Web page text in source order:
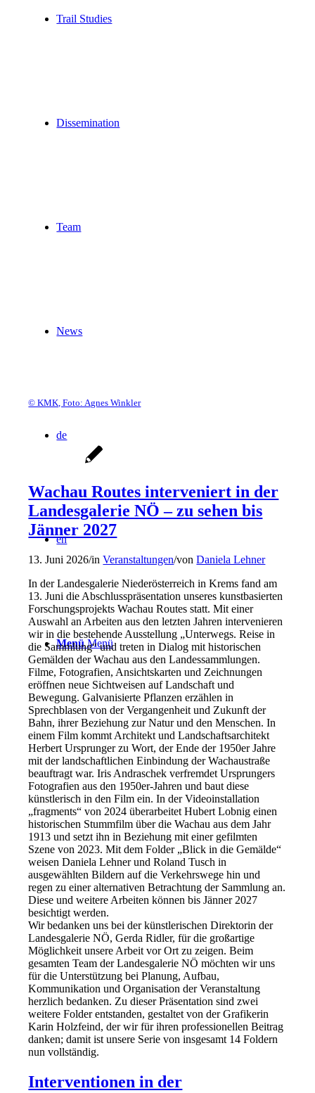
Trail Studies
Dissemination
Team
News
de
en
Menü Menü
© KMK, Foto: Agnes Winkler
Wachau Routes interveniert in der
Landesgalerie NÖ – zu sehen bis
Jänner 2027
13. Juni 2026/inVeranstaltungen/vonDaniela Lehner
In der Landesgalerie Niederösterreich in Krems fand am
13. Juni die Abschlusspräsentation unseres kunstbasierten
Forschungsprojekts Wachau Routes statt. Mit einer
Auswahl an Arbeiten aus den letzten Jahren intervenieren
wir in die bestehende Ausstellung „Unterwegs. Reise in
die Sammlung“ und treten in Dialog mit historischen
Gemälden der Wachau aus den Landessammlungen.
Filme, Fotografien, Ansichtskarten und Zeichnungen
eröffnen neue Sichtweisen auf Landschaft und
Bewegung. Galvanisierte Pflanzen erzählen in
Sprechblasen von der Vergangenheit und Zukunft der
Bahn, ihrer Beziehung zur Natur und den Menschen. In
einem Film kommt Architekt und Landschaftsarchitekt
Herbert Ursprunger zu Wort, der Ende der 1950er Jahre
mit der landschaftlichen Einbindung der Wachaustraße
beauftragt war. Iris Andraschek verfremdet Ursprungers
Fotografien aus den 1950er-Jahren und baut diese
künstlerisch in den Film ein. In der Videoinstallation
„fragments“ von 2024 überarbeitet Hubert Lobnig einen
historischen Stummfilm über die Wachau aus dem Jahr
1913 und setzt ihn in Beziehung mit einer gefilmten
Szene von 2023. Mit dem Folder „Blick in die Gemälde“
weisen Daniela Lehner und Roland Tusch in
ausgewählten Bildern auf die Verkehrswege hin und
regen zu einer alternativen Betrachtung der Sammlung an.
Diese und weitere Arbeiten können bis Jänner 2027
besichtigt werden.
Wir bedanken uns bei der künstlerischen Direktorin der
Landesgalerie NÖ, Gerda Ridler, für die großartige
Möglichkeit unsere Arbeit vor Ort zu zeigen. Beim
gesamten Team der Landesgalerie NÖ möchten wir uns
für die Unterstützung bei Planung, Aufbau,
Kommunikation und Organisation der Veranstaltung
herzlich bedanken. Zu dieser Präsentation sind zwei
weitere Folder entstanden, gestaltet von der Grafikerin
Karin Holzfeind, der wir für ihren professionellen Beitrag
danken; damit ist unsere Serie von insgesamt 14 Foldern
nun vollständig.
Interventionen in der